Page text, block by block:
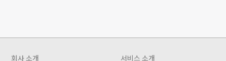
회사 소개
서비스 소개